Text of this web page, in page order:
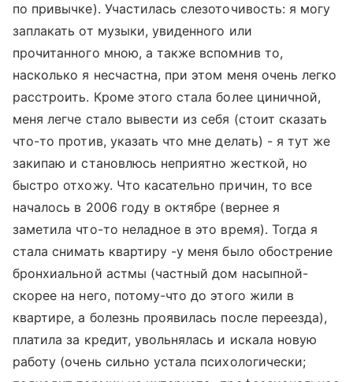
по привычке). Участилась слезоточивость: я могу
заплакать от музыки, увиденного или
прочитанного мною, а также вспомнив то,
насколько я несчастна, при этом меня очень легко
расстроить. Кроме этого стала более циничной,
меня легче стало вывести из себя (стоит сказать
что-то против, указать что мне делать) - я тут же
закипаю и становлюсь неприятно жесткой, но
быстро отхожу. Что касательно причин, то все
началось в 2006 году в октябре (вернее я
заметила что-то неладное в это время). Тогда я
стала снимать квартиру -у меня было обострение
бронхиальной астмы (частный дом насыпной-
скорее на него, потому-что до этого жили в
квартире, а болезнь проявилась после переезда),
платила за кредит, увольнялась и искала новую
работу (очень сильно устала психологически;